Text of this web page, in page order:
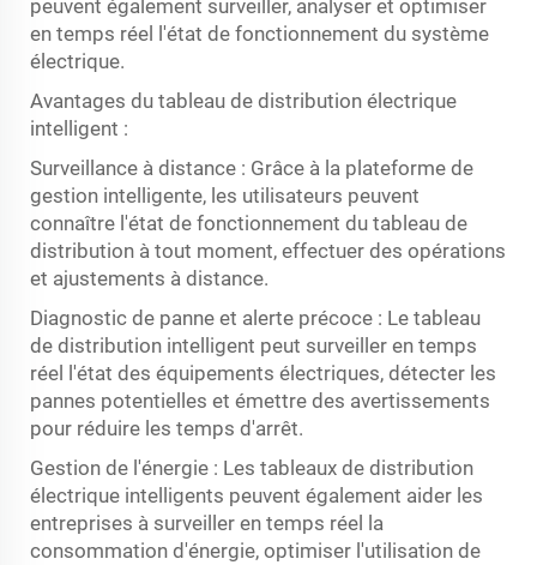
peuvent également surveiller, analyser et optimiser
en temps réel l'état de fonctionnement du système
électrique.
Avantages du tableau de distribution électrique
intelligent :
Surveillance à distance : Grâce à la plateforme de
gestion intelligente, les utilisateurs peuvent
connaître l'état de fonctionnement du tableau de
distribution à tout moment, effectuer des opérations
et ajustements à distance.
Diagnostic de panne et alerte précoce : Le tableau
de distribution intelligent peut surveiller en temps
réel l'état des équipements électriques, détecter les
pannes potentielles et émettre des avertissements
pour réduire les temps d'arrêt.
Gestion de l'énergie : Les tableaux de distribution
électrique intelligents peuvent également aider les
entreprises à surveiller en temps réel la
consommation d'énergie, optimiser l'utilisation de